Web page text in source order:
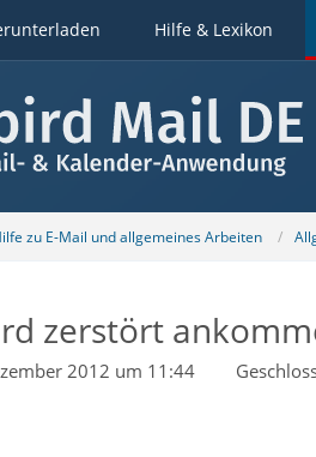
Hilfe & Lexikon
zu E-Mail und allgemeines Arbeiten
zerstört
2012 um 11:44